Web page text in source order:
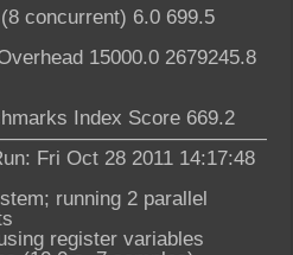
concurrent) 6.0 699.5
15000.0 2679245.8
Index Score 669.2
Fri Oct 28 2011 14:17:48
running 2 parallel
register variables